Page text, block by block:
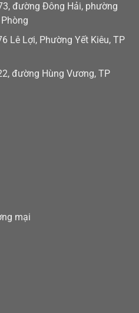
đường Đông Hải, phường
Lê Lợi, Phường Yết Kiêu, TP
đường Hùng Vương, TP
mại